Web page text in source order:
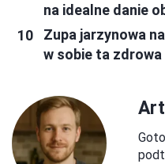
na idealne danie
Zupa jarzynowa
w sobie ta